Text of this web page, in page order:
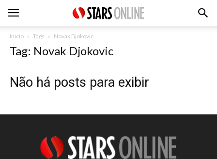
Inicio Tags Novak Djokovic
Tag: Novak Djokovic
Não há posts para exibir